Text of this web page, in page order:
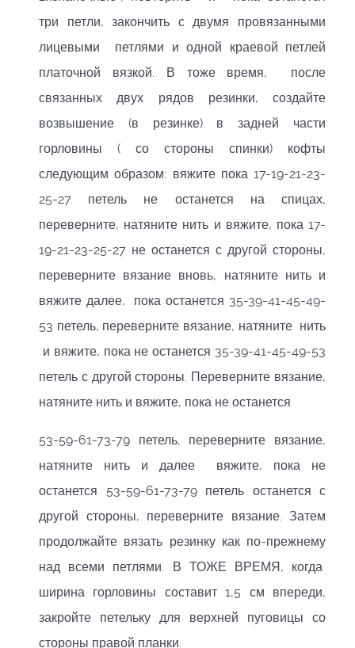
три петли, закончить с двумя провязанными
лицевыми петлями и одной краевой петлей
платочной вязкой. В тоже время, после
связанных двух рядов резинки, создайте
возвышение (в резинке) в задней части
горловины ( со стороны спинки) кофты
следующим образом: вяжите пока 17-19-21-23-
25-27 петель не останется на спицах,
переверните, натяните нить и вяжите, пока 17-
19-21-23-25-27 не останется с другой стороны,
переверните вязание вновь, натяните нить и
вяжите далее, пока останется 35-39-41-45-49-
53 петель, переверните вязание, натяните нить
и вяжите, пока не останется 35-39-41-45-49-53
петель с другой стороны. Переверните вязание,
натяните нить и вяжите, пока не останется
53-59-61-73-79 петель, переверните вязание,
натяните нить и далее вяжите, пока не
останется 53-59-61-73-79 петель останется с
другой стороны, переверните вязание. Затем
продолжайте вязать резинку как по-прежнему
над всеми петлями. В ТОЖЕ ВРЕМЯ, когда
ширина горловины составит 1,5 см впереди,
закройте петельку для верхней пуговицы со
стороны правой планки.